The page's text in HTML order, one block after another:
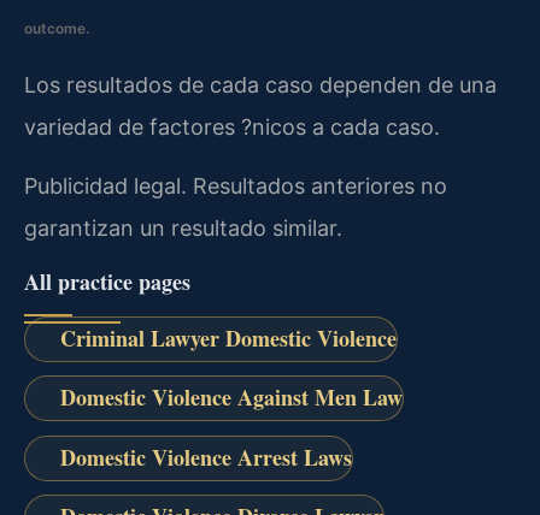
outcome.
Los resultados de cada caso dependen de una
variedad de factores ?nicos a cada caso.
Publicidad legal. Resultados anteriores no
garantizan un resultado similar.
All practice pages
Criminal Lawyer Domestic Violence
Domestic Violence Against Men Law
Domestic Violence Arrest Laws